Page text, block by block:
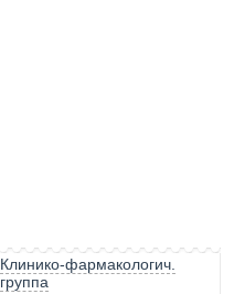
Клинико-фармакологич.
группа